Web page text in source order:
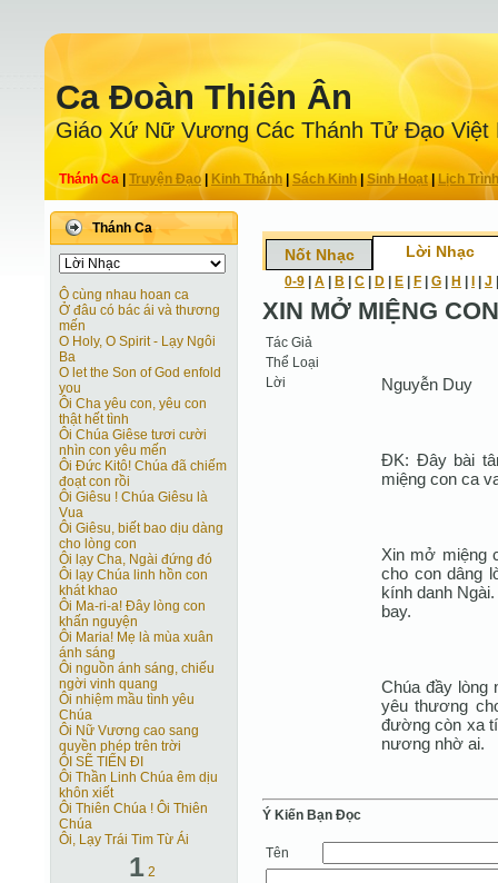
Ca Ðoàn Thiên Ân
Giáo Xứ Nữ Vương Các Thánh Tử Ðạo Việt
Thánh Ca Truyện Ðạo| Kinh Thánh Sách Kinh|Sinh Hoạt| Lịch Trình
Thánh Ca
Ô cùng nhau hoan ca
Ở đâu có bác ái và thương
mến
O Holy, O Spirit - Lạy Ngôi
Ba
O let the Son of God enfold
you
Ôi Cha yêu con, yêu con
thật hết tình
Ôi Chúa Giêse tươi cười
nhìn con yêu mến
Ôi Đức Kitô! Chúa đã chiếm
đoạt con rồi
Ôi Giêsu ! Chúa Giêsu là
Vua
Ôi Giêsu, biết bao dịu dàng
cho lòng con
Ôi lạy Cha, Ngài đứng đó
Ôi lạy Chúa linh hồn con
khát khao
Ôi Ma-ri-a! Ðây lòng con
khấn nguyện
Ôi Maria! Mẹ là mùa xuân
ánh sáng
Ôi nguồn ánh sáng, chiếu
ngời vinh quang
Ôi nhiệm mầu tình yêu
Chúa
Ôi Nữ Vương cao sang
quyền phép trên trời
ÔI SẼ TIẾN ĐI
Ôi Thần Linh Chúa êm dịu
khôn xiết
Ôi Thiên Chúa ! Ôi Thiên
Chúa
Ôi, Lạy Trái Tim Từ Ái
1 2
Nốt Nhạc Lời Nhạc
0-9 A B C D E F G H J
XIN MỞ MIỆNG CON
Tác Giả
Thể Loại
Lời
Nguyễn Duy
ĐK: Đây bài
miệng con ca
Xin mở miệng
cho con dâng
kính danh
bay.
Chúa đầy lòng
yêu thương
đường còn xa
nương nhờ ai.
Ý Kiến Bạn Ðọc
Tên